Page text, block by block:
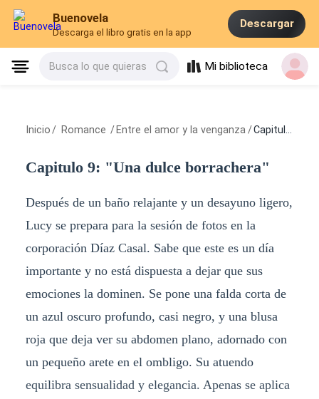
Buenovela
Descarga el libro gratis en la app
Descargar
Busca lo que quieras Mi biblioteca
Inicio / Romance / Entre el amor y la venganza /Capitulo 9: "Una dulce borrachera"
Capitulo 9: "Una dulce borrachera"
Después de un baño relajante y un desayuno ligero,
Lucy se prepara para la sesión de fotos en la
corporación Díaz Casal. Sabe que este es un día
importante y no está dispuesta a dejar que sus
emociones la dominen. Se pone una falda corta de
un azul oscuro profundo, casi negro, y una blusa
roja que deja ver su abdomen plano, adornado con
un pequeño arete en el ombligo. Su atuendo
equilibra sensualidad y elegancia. Apenas se aplica